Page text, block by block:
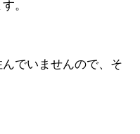
。
でいませんので、そ